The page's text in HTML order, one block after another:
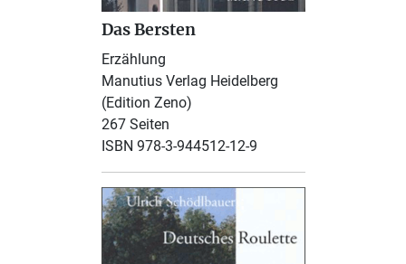
Das Bersten
Erzählung
Manutius Verlag Heidelberg
(Edition Zeno)
267 Seiten
ISBN 978-3-944512-12-9